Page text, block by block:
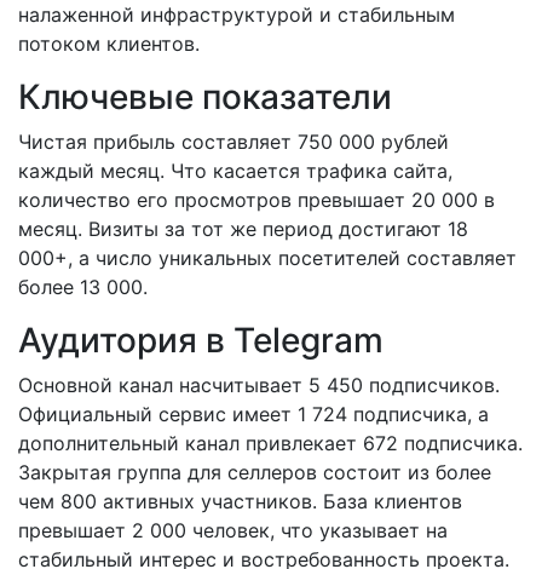
налаженной инфраструктурой и стабильным
потоком клиентов.
Ключевые показатели
Чистая прибыль составляет 750 000 рублей
каждый месяц. Что касается трафика сайта,
количество его просмотров превышает 20 000 в
месяц. Визиты за тот же период достигают 18
000+, а число уникальных посетителей составляет
более 13 000.
Аудитория в Telegram
Основной канал насчитывает 5 450 подписчиков.
Официальный сервис имеет 1 724 подписчика, а
дополнительный канал привлекает 672 подписчика.
Закрытая группа для селлеров состоит из более
чем 800 активных участников. База клиентов
превышает 2 000 человек, что указывает на
стабильный интерес и востребованность проекта.